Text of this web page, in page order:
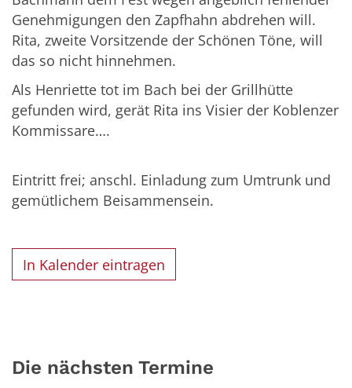
Genehmigungen den Zapfhahn abdrehen will.
Rita, zweite Vorsitzende der Schönen Töne, will
das so nicht hinnehmen.
Als Henriette tot im Bach bei der Grillhütte
gefunden wird, gerät Rita ins Visier der Koblenzer
Kommissare….
Eintritt frei; anschl. Einladung zum Umtrunk und
gemütlichem Beisammensein.
In Kalender eintragen
Die nächsten Termine